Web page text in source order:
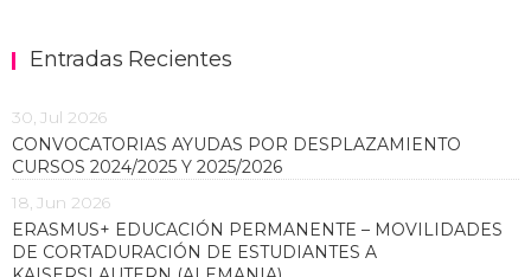
Entradas Recientes
30, Jul 2026
CONVOCATORIAS AYUDAS POR DESPLAZAMIENTO
CURSOS 2024/2025 Y 2025/2026
18, Jun 2026
ERASMUS+ EDUCACIÓN PERMANENTE – MOVILIDADES
DE CORTADURACIÓN DE ESTUDIANTES A